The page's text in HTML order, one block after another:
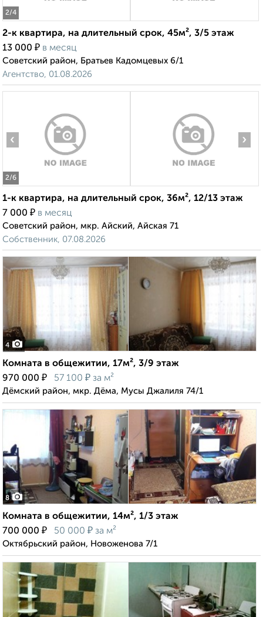
2/4
2-к квартира, на длительный срок, 45м², 3/5 этаж
13 000 ₽ в месяц
Советский район, Братьев Кадомцевых 6/1
Агентство, 01.08.2026
2/6
‹ ›
1-к квартира, на длительный срок, 36м², 12/13 этаж
7 000 ₽ в месяц
Советский район, мкр. Айский, Айская 71
Собственник, 07.08.2026
4
Комната в общежитии, 17м², 3/9 этаж
970 000 ₽ 57 100 ₽ за м²
Дёмский район, мкр. Дёма, Мусы Джалиля 74/1
8
Комната в общежитии, 14м², 1/3 этаж
700 000 ₽ 50 000 ₽ за м²
Октябрьский район, Новоженова 7/1